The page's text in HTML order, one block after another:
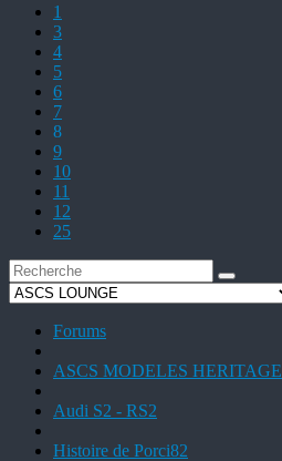
1
3
4
5
6
7
8
9
10
11
12
25
Forums
ASCS MODELES HERITAGE
Audi S2 - RS2
Histoire de Porci82